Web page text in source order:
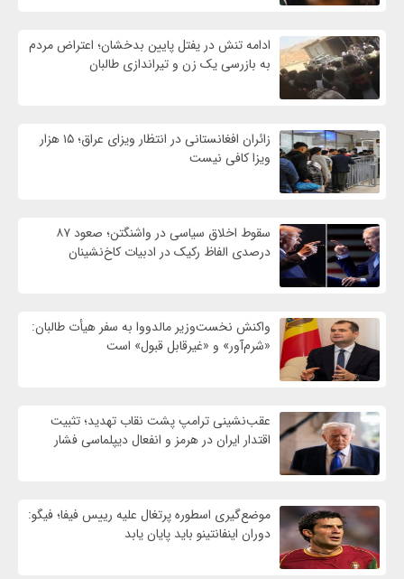
ادامه تنش در یفتل پایین بدخشان؛ اعتراض مردم
به بازرسی یک زن و تیراندازی طالبان
زائران افغانستانی در انتظار ویزای عراق؛ ۱۵ هزار
ویزا کافی نیست
سقوط اخلاق سیاسی در واشنگتن؛ صعود ۸۷
درصدی الفاظ رکیک در ادبیات کاخ‌نشینان
واکنش نخست‌وزیر مالدووا به سفر هیأت طالبان:
«شرم‌آور» و «غیرقابل قبول» است
عقب‌نشینی ترامپ پشت نقاب تهدید؛ تثبیت
اقتدار ایران در هرمز و انفعال دیپلماسی فشار
موضع‌گیری اسطوره پرتغال علیه رییس فیفا؛ فیگو:
دوران اینفانتینو باید پایان یابد